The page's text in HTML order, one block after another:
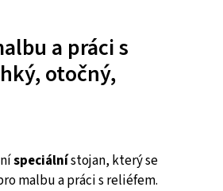
a práci s
otočný,
speciálnístojan, který se
malbu a práci s reliéfem.